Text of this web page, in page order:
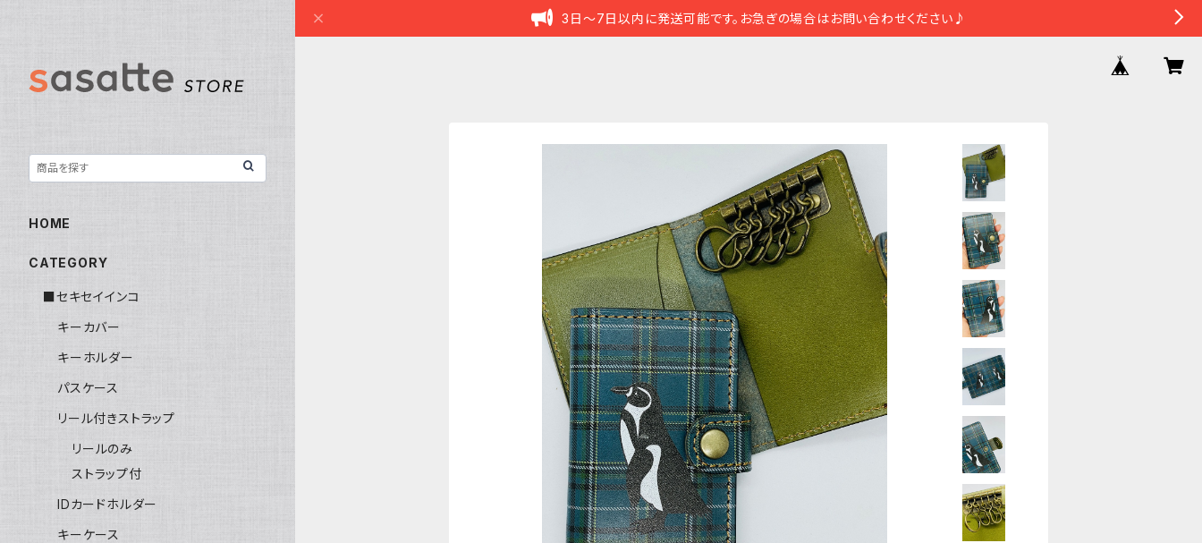
3日～7日以内に発送可能です。お急ぎの場合はお問い合わせください♪
HOME
CATEGORY
■セキセイインコ
キーカバー
キーホルダー
パスケース
リール付きストラップ
リールのみ
ストラップ付
IDカードホルダー
キーケース